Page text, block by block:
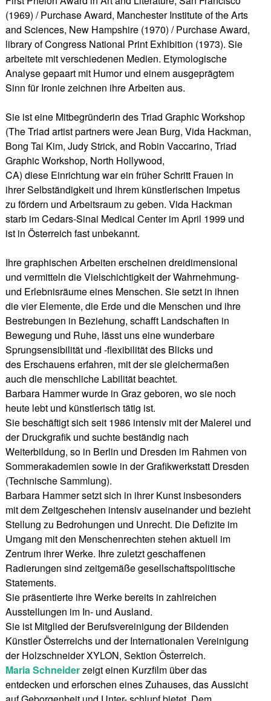
(1969) / Purchase Award, Manchester Institute of the Arts
and Sciences, New Hampshire (1970) / Purchase Award,
library of Congress National Print Exhibition (1973). Sie
arbeitete mit verschiedenen Medien. Etymologische
Analyse gepaart mit Humor und einem ausgeprägtem
Sinn für Ironie zeichnen ihre Arbeiten aus.
Sie ist eine Mitbegründerin des Triad Graphic Workshop
(The Triad artist partners were Jean Burg, Vida Hackman,
Bong Tai Kim, Judy Strick, and Robin Vaccarino, Triad
Graphic Workshop, North Hollywood,
CA) diese Einrichtung war ein früher Schritt Frauen in
ihrer Selbständigkeit und ihrem künstlerischen Impetus
zu fördern und Arbeitsraum zu geben. Vida Hackman
starb im Cedars-Sinai Medical Center im April 1999 und
ist in Österreich fast unbekannt.
Ihre graphischen Arbeiten erscheinen dreidimensional
und vermitteln die Vielschichtigkeit der Wahrnehmung-
und Erlebnisräume eines Menschen. Sie setzt in ihnen
die vier Elemente, die Erde und die Menschen und ihre
Bestrebungen in Beziehung, schafft Landschaften in
Bewegung und Ruhe, lässt uns eine wunderbare
Sprungsensibilität und -flexibilität des Blicks und
des Erschauens erfahren, mit der sie gleichermaßen
auch die menschliche Labilität beachtet.
Barbara Hammer wurde in Graz geboren, wo sie noch
heute lebt und künstlerisch tätig ist.
Sie beschäftigt sich seit 1986 intensiv mit der Malerei und
der Druckgrafik und suchte beständig nach
Weiterbildung, so in Berlin und Dresden im Rahmen von
Sommerakademien sowie in der Grafikwerkstatt Dresden
(Technische Sammlung).
Barbara Hammer setzt sich in ihrer Kunst insbesonders
mit dem Zeitgeschehen intensiv auseinander und bezieht
Stellung zu Bedrohungen und Unrecht. Die Defizite im
Umgang mit den Menschenrechten stehen aktuell im
Zentrum ihrer Werke. Ihre zuletzt geschaffenen
Radierungen sind zeitgemäße gesellschaftspolitische
Statements.
Sie präsentierte ihre Werke bereits in zahlreichen
Ausstellungen im In- und Ausland.
Sie ist Mitglied der Berufsvereinigung der Bildenden
Künstler Österreichs und der Internationalen Vereinigung
der Holzschneider XYLON, Sektion Österreich.
Maria Schneiderzeigt einen Kurzfilm über das
entdecken und erforschen eines Zuhauses, das Aussicht